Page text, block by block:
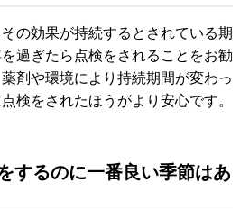
の効果が持続するとされている期
過ぎたら点検をされることをお勧
剤や環境により持続期間が変わっ
検をされたほうがより安心です。
するのに一番良い季節はあ